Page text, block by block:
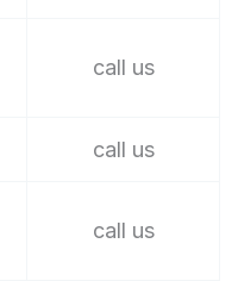
call us
call us
call us